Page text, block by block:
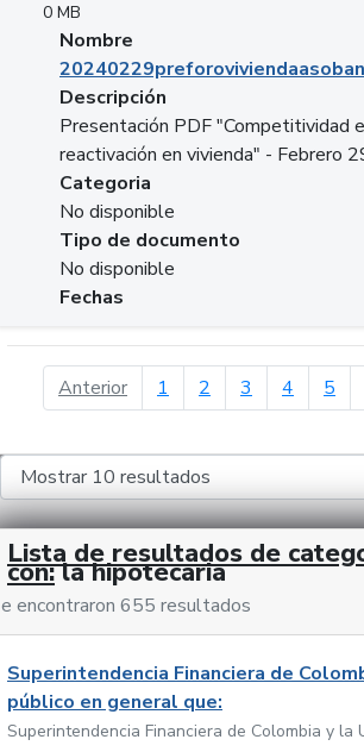
0 MB
Nombre
Descripción
Presentación PDF "Competitividad
reactivación en vivienda" - Febrero
Categoria
No disponible
Tipo de documento
No disponible
Fechas
Anteriorpágina anterior
1 2 3 4 5
Lista de resultados de
con: la hipotecaria
encontraron 655 resultados
Superintendencia Financiera de
público en general que:
Superintendencia Financiera de Colombia y la